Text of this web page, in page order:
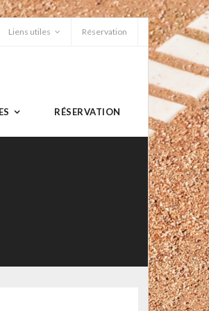
Liens utiles Réservation
RÉSERVATION